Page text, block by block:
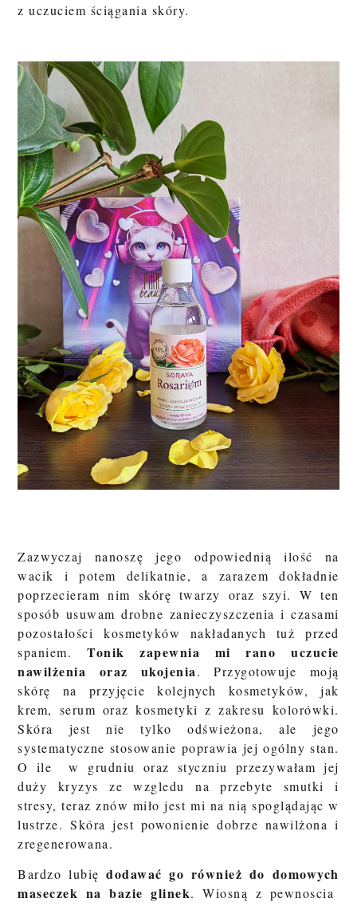
z uczuciem ściągania skóry.
Zazwyczaj nanoszę jego odpowiednią ilość na
wacik i potem delikatnie, a zarazem dokładnie
poprzecieram nim skórę twarzy oraz szyi. W ten
sposób usuwam drobne zanieczyszczenia i czasami
pozostałości kosmetyków nakładanych tuż przed
spaniem.Tonik zapewnia mi rano uczucie
nawilżenia oraz ukojenia. Przygotowuje moją
skórę na przyjęcie kolejnych kosmetyków, jak
krem, serum oraz kosmetyki z zakresu kolorówki.
Skóra jest nie tylko odświeżona, ale jego
systematyczne stosowanie poprawia jej ogólny stan.
O ile w grudniu oraz styczniu przezywałam jej
duży kryzys ze wzgledu na przebyte smutki i
stresy, teraz znów miło jest mi na nią spoglądając w
lustrze. Skóra jest powonienie dobrze nawilżona i
zregenerowana.
Bardzo lubiędodawać go również do domowych
maseczek na bazie glinek. Wiosną z pewnoscia